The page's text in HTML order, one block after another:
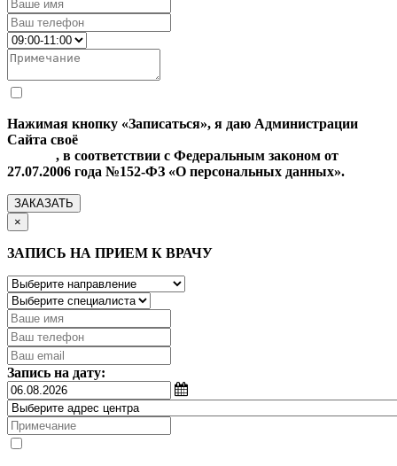
Нажимая кнопку «Записаться», я даю Администрации
Сайта своё
, в соответствии с Федеральным законом от
27.07.2006 года №152-ФЗ «О персональных данных».
ЗАКАЗАТЬ
×
ЗАПИСЬ НА ПРИЕМ К ВРАЧУ
Запись на дату: